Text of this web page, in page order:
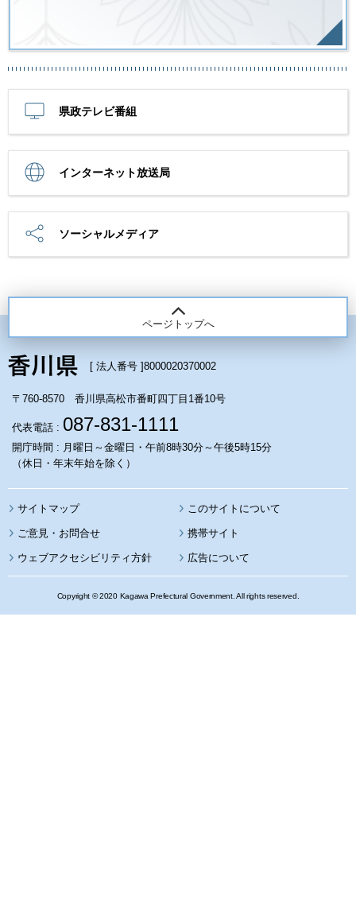
県政テレビ番組
インターネット放送局
ソーシャルメディア
ページトップへ
[ 法人番号 ]8000020370002
〒760-8570 香川県高松市番町四丁目1番10号
代表電話 : 087-831-1111
開庁時間 : 月曜日～金曜日・午前8時30分～午後5時15分
（休日・年末年始を除く）
サイトマップ このサイトについて
携帯サイト
ウェブアクセシビリティ方針 広告について
Copyright © 2020 Kagawa Prefectural Government. All rights reserved.